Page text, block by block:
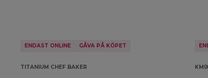
ENDAST ONLINE GÅVA PÅ KÖPET
TITANIUM CHEF BAKER